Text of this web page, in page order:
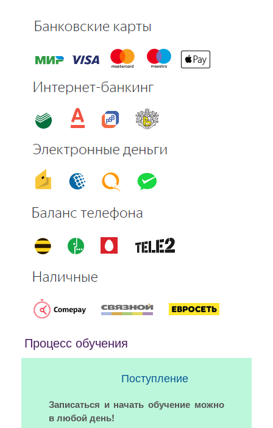
Процесс обучения
Поступление
Записаться и начать обучение можно
в любой день!